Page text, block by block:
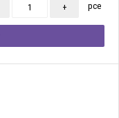
+ pce